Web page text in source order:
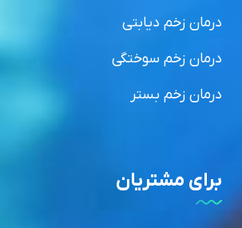
درمان زخم دیابتی
درمان زخم سوختگی
درمان زخم بستر
برای مشتریان